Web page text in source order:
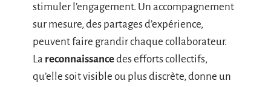
stimuler l’engagement. Un accompagnement
sur mesure, des partages d’expérience,
peuvent faire grandir chaque collaborateur.
La reconnaissancedes efforts collectifs,
qu’elle soit visible ou plus discrète, donne un